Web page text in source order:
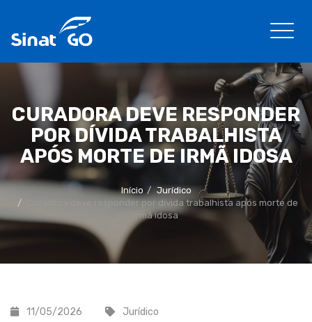
CURADORA DEVE RESPONDER
POR DÍVIDA TRABALHISTA
APÓS MORTE DE IRMÃ IDOSA
Início
Jurídico
Curadora deve responder por dívida trabalhista após morte de
irmã idosa
11/05/2026 Jurídico